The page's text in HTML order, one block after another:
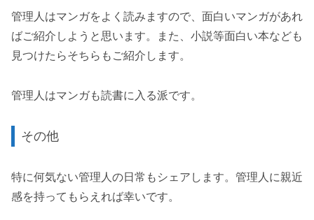
管理人はマンガをよく読みますので、面白いマンガがあれ
ばご紹介しようと思います。また、小説等面白い本なども
見つけたらそちらもご紹介します。
管理人はマンガも読書に入る派です。
その他
特に何気ない管理人の日常もシェアします。管理人に親近
感を持ってもらえれば幸いです。